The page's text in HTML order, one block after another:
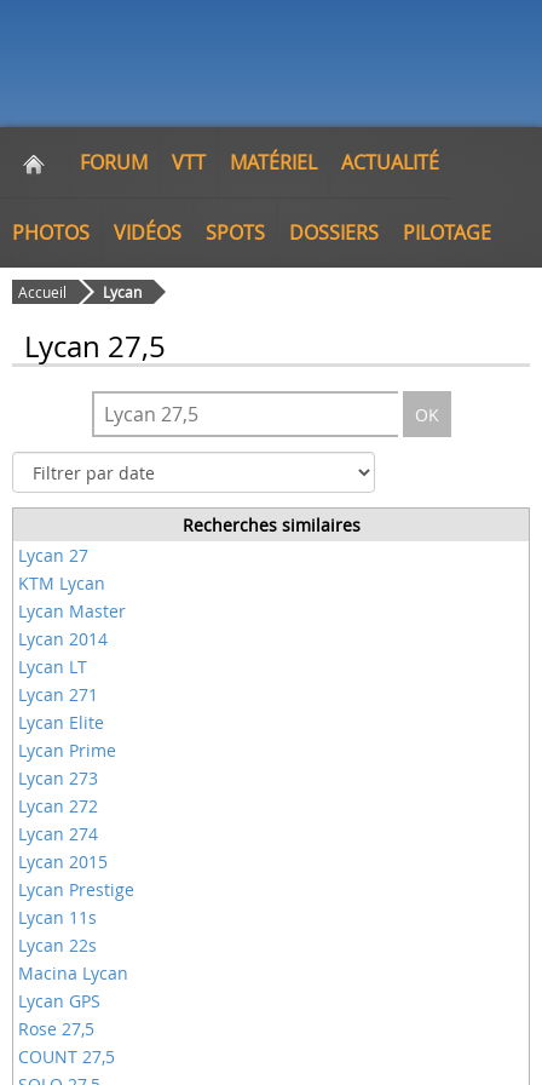
FORUM VTT MATÉRIEL ACTUALITÉ
PHOTOS VIDÉOS SPOTS DOSSIERS PILOTAGE
Accueil Lycan
Lycan 27,5
OK
Recherches similaires
Lycan 27
KTM Lycan
Lycan Master
Lycan 2014
Lycan LT
Lycan 271
Lycan Elite
Lycan Prime
Lycan 273
Lycan 272
Lycan 274
Lycan 2015
Lycan Prestige
Lycan 11s
Lycan 22s
Macina Lycan
Lycan GPS
Rose 27,5
COUNT 27,5